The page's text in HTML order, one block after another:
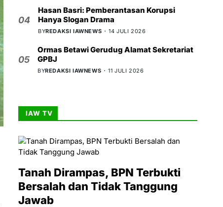
04
Hasan Basri: Pemberantasan Korupsi
Hanya Slogan Drama
BYREDAKSI IAWNEWS 14 JULI 2026
05
Ormas Betawi Gerudug Alamat Sekretariat
GPBJ
BYREDAKSI IAWNEWS 11 JULI 2026
IAW TV
Tanah Dirampas, BPN Terbukti
Bersalah dan Tidak Tanggung
Jawab